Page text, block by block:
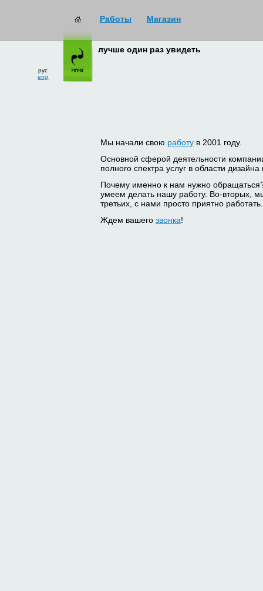
лучше один раз увидеть
Мы начали свою работув 2001 году.
Основной сферой деятельности
полного спектра услуг в области
Почему именно к нам нужно
умеем делать нашу работу. Во-вторых,
третьих, с нами просто приятно работать.
Ждем вашего звонка!